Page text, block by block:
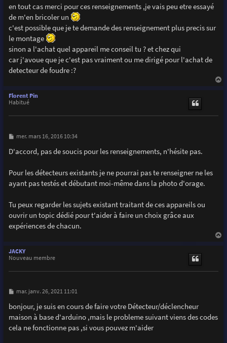
s
s
a
e
en tout cas merci pour ces renseignements ,je vais peu etre essayé
de m'en bricoler un
c'est possible que je te demande des renseignement plus precis sur
le montage
sinon a l'achat quel appareil me conseil tu ? et chez qui
car j'avoue que je c'est pas vraiment ou me dirigé pour l'achat de
detecteur de foudre :?
Florent Pin
Habitué
M
s
s
e
mer. mars 16, 2016 10:34
D'accord, pas de soucis pour les renseignements, n'hésite pas.
Pour les détecteurs existants je ne pourrai pas te renseigner ne les
ayant pas testés et débutant moi-même dans la photo d'orage.
Tu peux regarder les sujets existant traitant de ces appareils ou
ouvrir un topic dédié pour t'aider à faire un choix grâce aux
expériences de chacun.
JACKY
Nouveau membre
M
s
s
a
g
e
mar. janv. 26, 2021 11:01
bonjour, je suis en cours de faire votre Détecteur/déclencheur
maison à base d'arduino ,mais le probleme suivant viens des codes
cela ne fonctionne pas ,si vous pouvez m'aider